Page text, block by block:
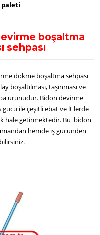
paleti
boşaltma
sehpası
dökme boşaltma sehpası
boşaltılması, taşınması ve
ürünüdür. Bidon devirme
gücü ile çeşitli ebat ve lt lerde
hale getirmektedir. Bu bidon
hemde iş gücünden